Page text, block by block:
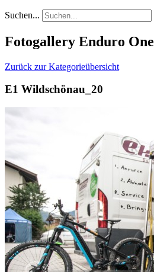
Suchen...
Fotogallery Enduro One
Zurück zur Kategorieübersicht
E1 Wildschönau_20